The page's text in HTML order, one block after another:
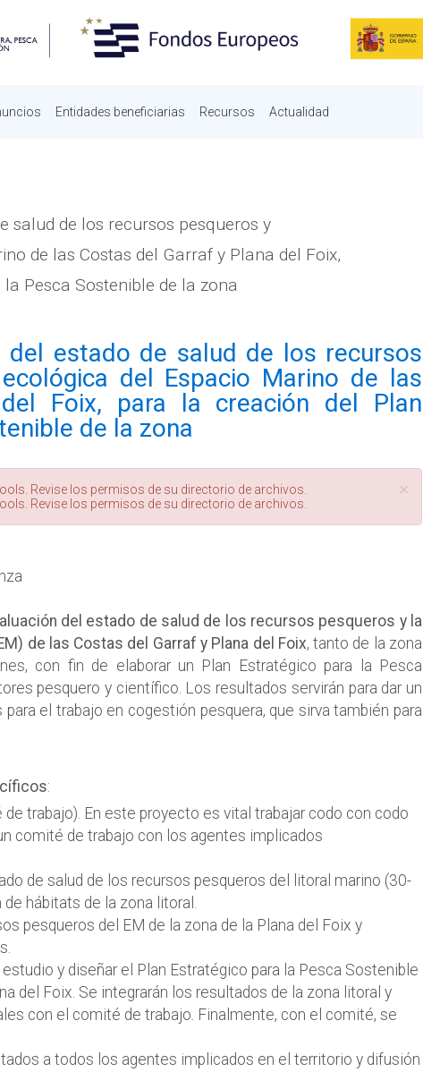
Entidades beneficiarias Recursos Actualidad
salud de los recursos pesqueros y
de las Costas del Garraf y Plana del Foix,
Pesca Sostenible de la zona
del estado de salud de los recursos
del Espacio Marino de las
Foix, para la creación del Plan
de la zona
×
Revise los permisos de su directorio de archivos.
Revise los permisos de su directorio de archivos.
del estado de salud de los recursos pesqueros y la
de las Costas del Garraf y Plana del Foix, tanto de la zona
con fin de elaborar un Plan Estratégico para la Pesca
pesquero y científico. Los resultados servirán para dar un
el trabajo en cogestión pesquera, que sirva también para
:
trabajo). En este proyecto es vital trabajar codo con codo
comité de trabajo con los agentes implicados
de salud de los recursos pesqueros del litoral marino (30-
hábitats de la zona litoral.
pesqueros del EM de la zona de la Plana del Foix y
y diseñar el Plan Estratégico para la Pesca Sostenible
del Foix. Se integrarán los resultados de la zona litoral y
con el comité de trabajo. Finalmente, con el comité, se
a todos los agentes implicados en el territorio y difusión